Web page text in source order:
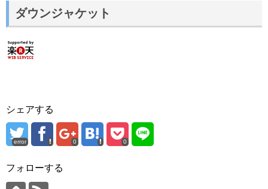
ダウンジャケット
シェアする
error 0 0
フォローする